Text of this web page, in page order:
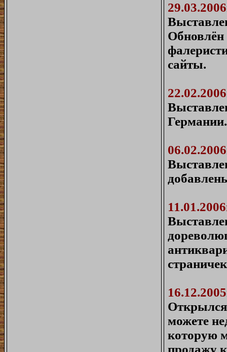
Обновлён
сайты.
можете
которую
продажу